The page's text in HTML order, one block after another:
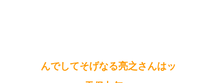
んでしてそげなる亮之さんはッ